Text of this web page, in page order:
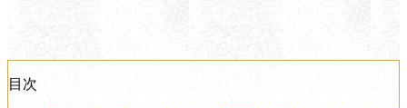
目次